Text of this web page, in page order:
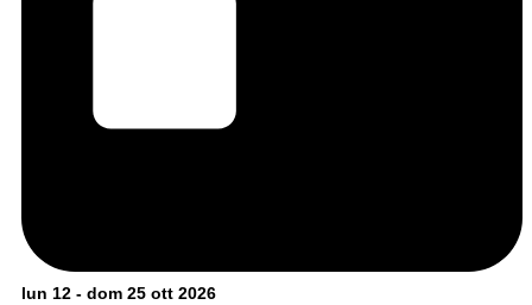
lun 12 - dom 25 ott 2026